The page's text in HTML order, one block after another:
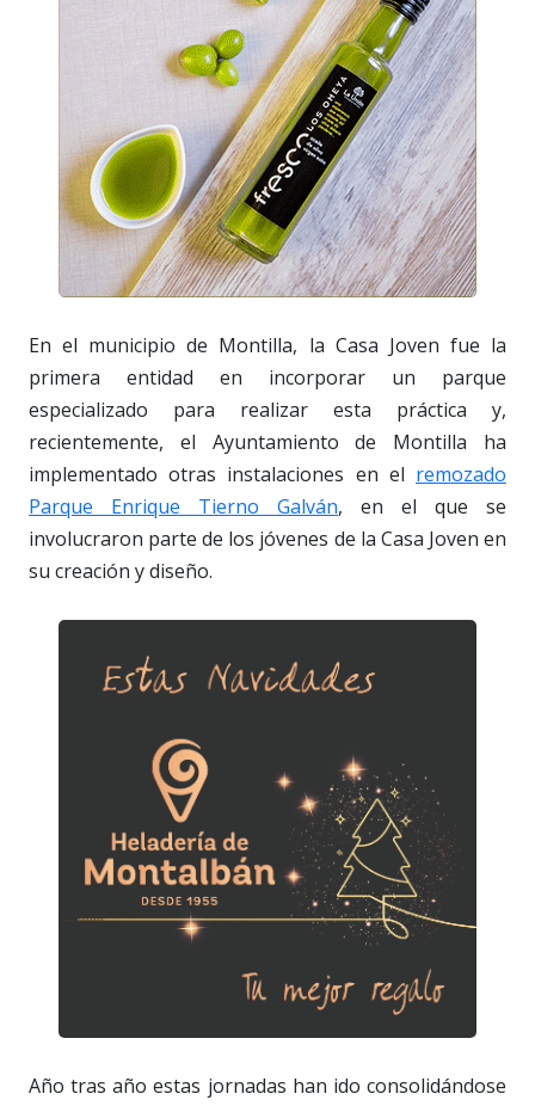
En el municipio de Montilla, la Casa Joven fue la
primera entidad en incorporar un parque
especializado para realizar esta práctica y,
recientemente, el Ayuntamiento de Montilla ha
implementado otras instalaciones en el remozado
Parque Enrique Tierno Galván, en el que se
involucraron parte de los jóvenes de la Casa Joven en
su creación y diseño.
Año tras año estas jornadas han ido consolidándose